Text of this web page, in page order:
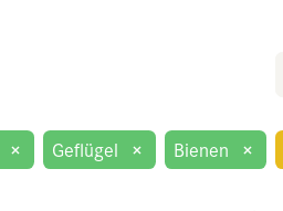
× Geflügel × Bienen ×